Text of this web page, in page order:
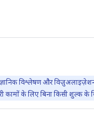
विश्लेषण और
कामों के लिए बिना किसी